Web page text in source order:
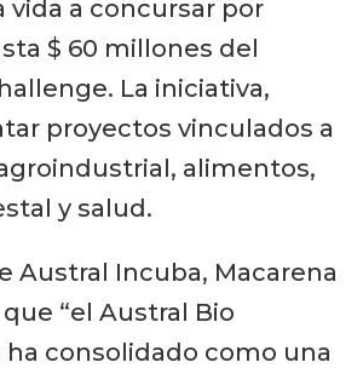
vida a concursar por
$ 60 millones del
La iniciativa,
proyectos vinculados a
alimentos,
y salud.
Austral Incuba, Macarena
“el Austral Bio
ha consolidado como una